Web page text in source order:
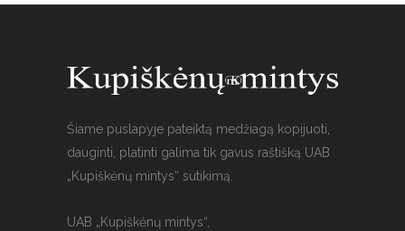
Šiame puslapyje pateiktą medžiagą kopijuoti,
dauginti, platinti galima tik gavus raštišką UAB
„Kupiškėnų mintys“ sutikimą.
UAB „Kupiškėnų mintys“,